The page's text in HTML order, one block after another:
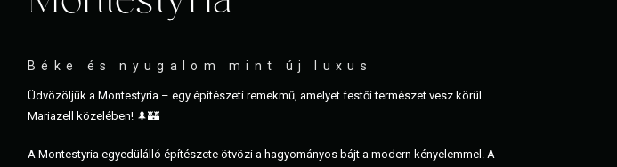
Béke és nyugalom mint új luxus
Üdvözöljük a Montestyria – egy építészeti remekmű, amelyet festői természet vesz körül
Mariazell közelében! 🌲🏰
A Montestyria egyedülálló építészete ötvözi a hagyományos bájt a modern kényelemmel. A